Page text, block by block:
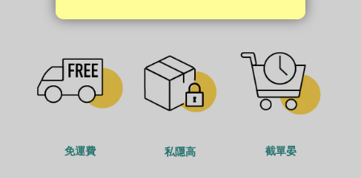
免運費 私隱高 截單晏